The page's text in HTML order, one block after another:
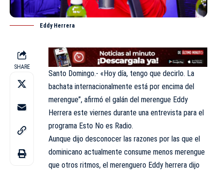
Eddy Herrera
SHARE
Santo Domingo.- «Hoy día, tengo que decirlo. La
bachata internacionalmente está por encima del
merengue”, afirmó el galán del merengue Eddy
Herrera este viernes durante una entrevista para el
programa Esto No es Radio.
Aunque dijo desconocer las razones por las que el
dominicano actualmente consume menos merengue
que otros ritmos, el merenguero Eddy herrera dijo